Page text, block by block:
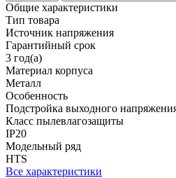
Общие характеристики
Тип товара
Источник напряжения
Гарантийный срок
3 год(а)
Материал корпуса
Металл
Особенность
Подстройка выходного
Класс пылевлагозащиты
IP20
Модельный ряд
HTS
Все характеристики